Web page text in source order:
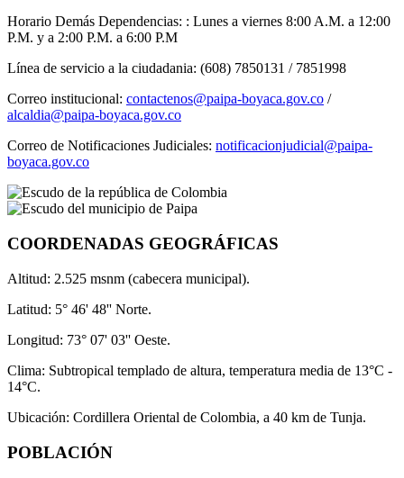
Horario Demás Dependencias: : Lunes a viernes 8:00 A.M. a 12:00
P.M. y a 2:00 P.M. a 6:00 P.M
Línea de servicio a la ciudadania: (608) 7850131 / 7851998
Correo institucional: contactenos@paipa-boyaca.gov.co /
alcaldia@paipa-boyaca.gov.co
Correo de Notificaciones Judiciales: notificacionjudicial@paipa-
boyaca.gov.co
COORDENADAS GEOGRÁFICAS
Altitud: 2.525 msnm (cabecera municipal).
Latitud: 5° 46' 48'' Norte.
Longitud: 73° 07' 03'' Oeste.
Clima: Subtropical templado de altura, temperatura media de 13°C -
14°C.
Ubicación: Cordillera Oriental de Colombia, a 40 km de Tunja.
POBLACIÓN